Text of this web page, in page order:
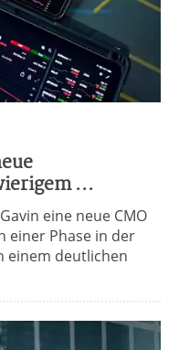
...
eine neue CMO
einer Phase in der
einem deutlichen